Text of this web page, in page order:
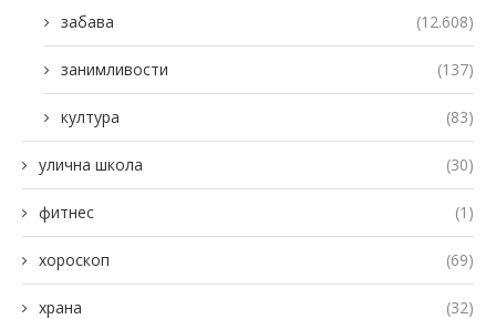
забава (12.608)
занимливости (137)
култура (83)
улична школа (30)
фитнес (1)
хороскоп (69)
храна (32)